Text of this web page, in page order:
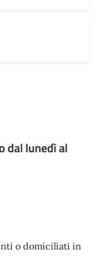
dal lunedì al
o domiciliati in